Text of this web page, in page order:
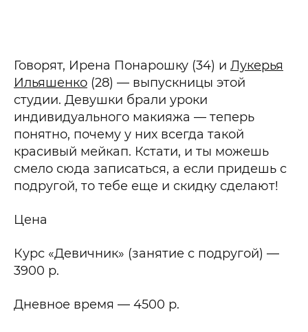
Говорят, Ирена Понарошку (34) и Лукерья
Ильяшенко (28) — выпускницы этой
студии. Девушки брали уроки
индивидуального макияжа — теперь
понятно, почему у них всегда такой
красивый мейкап. Кстати, и ты можешь
смело сюда записаться, а если придешь с
подругой, то тебе еще и скидку сделают!
Цена
Курс «Девичник» (занятие с подругой) —
3900 р.
Дневное время — 4500 р.